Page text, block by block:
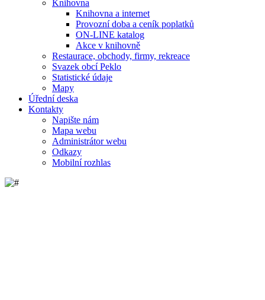
Knihovna
Knihovna a internet
Provozní doba a ceník poplatků
ON-LINE katalog
Akce v knihovně
Restaurace, obchody, firmy, rekreace
Svazek obcí Peklo
Statistické údaje
Mapy
Úřední deska
Kontakty
Napište nám
Mapa webu
Administrátor webu
Odkazy
Mobilní rozhlas